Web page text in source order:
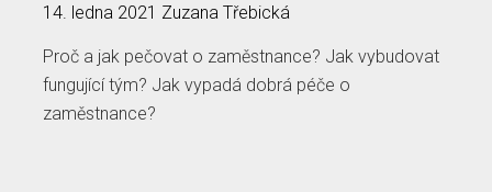
14. ledna 2021 Zuzana Třebická
Proč a jak pečovat o zaměstnance? Jak vybudovat
fungující tým? Jak vypadá dobrá péče o
zaměstnance?